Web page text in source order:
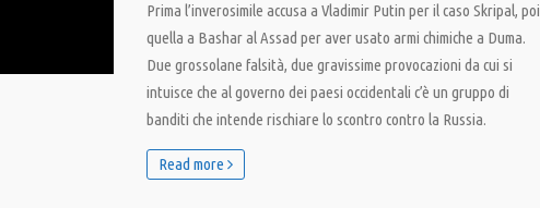
Prima l’inverosimile accusa a Vladimir Putin per il caso Skripal, poi
quella a Bashar al Assad per aver usato armi chimiche a Duma.
Due grossolane falsità, due gravissime provocazioni da cui si
intuisce che al governo dei paesi occidentali c’è un gruppo di
banditi che intende rischiare lo scontro contro la Russia.
Read more